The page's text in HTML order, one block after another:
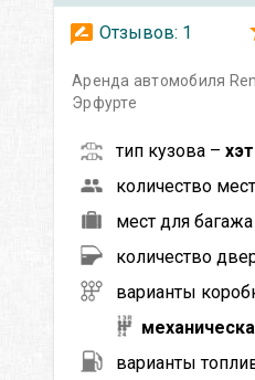
Отзывов: 1
Аренда автомобиля
Эрфурте
тип кузова –
количество
мест для
количество
варианты
варианты